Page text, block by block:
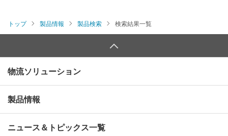
トップ 製品情報 製品検索 検索結果一覧
物流ソリューション
製品情報
ニュース＆トピックス一覧